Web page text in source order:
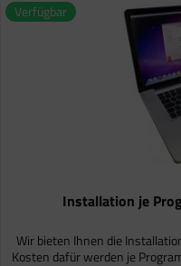
Verfügbar
Installation je
Wir bieten Ihnen die
Kosten dafür werden je